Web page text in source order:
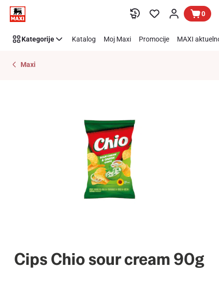
Preskoči link 0
Kategorije Katalog Moj Maxi Promocije MAXI
Maxi
Cips Chio sour cream 90g